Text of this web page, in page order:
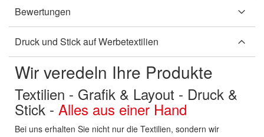
Bewertungen
Druck und Stick auf Werbetextilien
Wir veredeln Ihre Produkte
Textilien - Grafik & Layout - Druck &
Stick - Alles aus einer Hand
Bei uns erhalten Sie nicht nur die Textilien, sondern wir